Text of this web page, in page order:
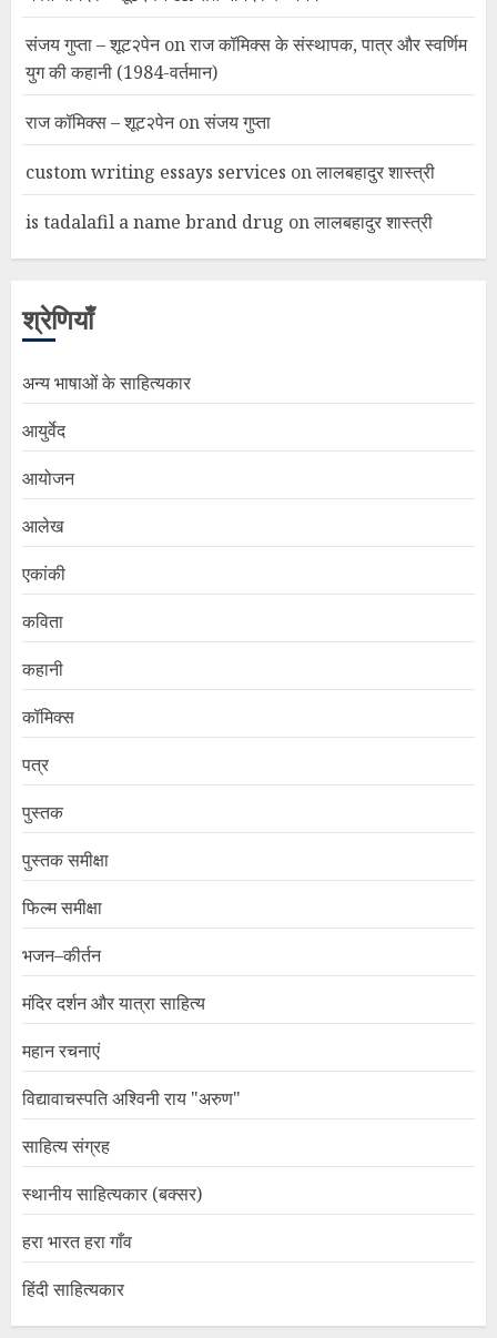
संजय गुप्ता – शूट२पेनonराज कॉमिक्स के संस्थापक, पात्र और स्वर्णिम
युग की कहानी (1984-वर्तमान)
राज कॉमिक्स – शूट२पेनonसंजय गुप्ता
custom writing essays services onलालबहादुर शास्त्री
is tadalafil a name brand drug onलालबहादुर शास्त्री
श्रेणियाँ
अन्य भाषाओं के साहित्यकार
आयुर्वेद
आयोजन
आलेख
एकांकी
कविता
कहानी
कॉमिक्स
पत्र
पुस्तक
पुस्तक समीक्षा
फिल्म समीक्षा
भजन–कीर्तन
मंदिर दर्शन और यात्रा साहित्य
महान रचनाएं
विद्यावाचस्पति अश्विनी राय "अरुण"
साहित्य संग्रह
स्थानीय साहित्यकार (बक्सर)
हरा भारत हरा गाँव
हिंदी साहित्यकार